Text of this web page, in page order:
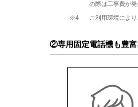
の際は工事費が発
※4
ご利用環境によ
②専用固定電話機も豊富